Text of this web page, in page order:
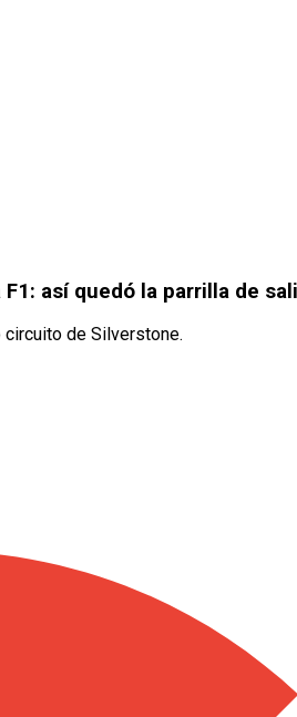
así quedó la parrilla de
circuito de Silverstone.